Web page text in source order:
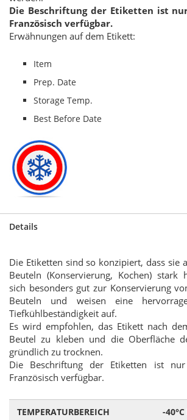
Die Beschriftung der Etiketten ist
Französisch verfügbar.
Erwähnungen auf dem Etikett:
Item
Prep. Date
Storage Temp.
Best Before Date
Details
Die Etiketten sind so konzipiert, dass sie
Beuteln (Konservierung, Kochen) stark
sich besonders gut zur Konservierung
Beuteln und weisen eine
Tiefkühlbeständigkeit auf.
Es wird empfohlen, das Etikett nach
Beutel zu kleben und die Oberfläche
gründlich zu trocknen.
Die Beschriftung der Etiketten ist
Französisch verfügbar.
TEMPERATURBEREICH -